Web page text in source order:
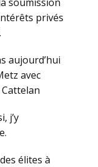
privés
aujourd’hui
avec
j’y
élites à